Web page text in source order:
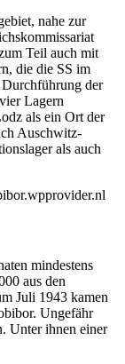
nahe zur
Teil auch mit
die die SS im
der
Lagern
als ein Ort der
Auschwitz-
als auch
mindestens
aus den
Juli 1943 kamen
Ungefähr
Unter ihnen einer